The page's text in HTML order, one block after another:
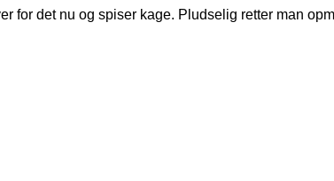
for det nu og spiser kage. Pludselig retter man